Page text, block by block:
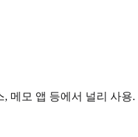
, 메모 앱 등에서 널리 사용.